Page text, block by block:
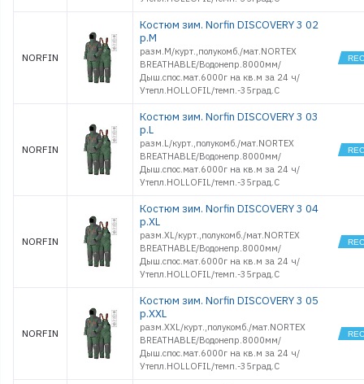
NORFIN
Костюм зим. Norfin DISCOVERY 3 02
р.M
разм.M/курт.,полукомб./мат.NORTEX
BREATHABLE/Водонепр.8000мм/
Дыш.спос.мат.6000г на кв.м за 24 ч/
Утепл.HOLLOFIL/темп.-35град.С
NORFIN
Костюм зим. Norfin DISCOVERY 3 03
р.L
разм.L/курт.,полукомб./мат.NORTEX
BREATHABLE/Водонепр.8000мм/
Дыш.спос.мат.6000г на кв.м за 24 ч/
Утепл.HOLLOFIL/темп.-35град.С
NORFIN
Костюм зим. Norfin DISCOVERY 3 04
р.XL
разм.XL/курт.,полукомб./мат.NORTEX
BREATHABLE/Водонепр.8000мм/
Дыш.спос.мат.6000г на кв.м за 24 ч/
Утепл.HOLLOFIL/темп.-35град.С
NORFIN
Костюм зим. Norfin DISCOVERY 3 05
р.XXL
разм.XXL/курт.,полукомб./мат.NORTEX
BREATHABLE/Водонепр.8000мм/
Дыш.спос.мат.6000г на кв.м за 24 ч/
Утепл.HOLLOFIL/темп.-35град.С